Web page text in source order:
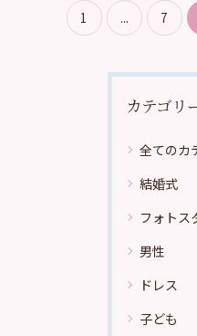
1 ... 7
カテゴリ
全てのカ
結婚式
フォトス
男性
ドレス
子ども